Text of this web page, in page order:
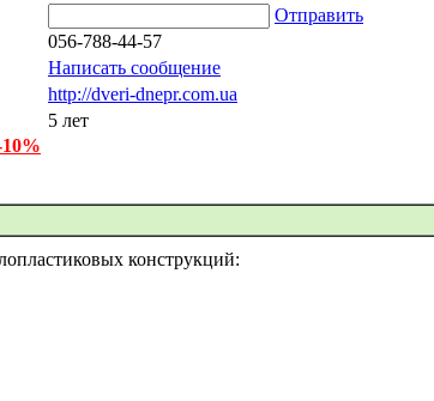
Отправить
056-788-44-57
Написать сообщение
http://dveri-dnepr.com.ua
5 лет
конструкций: